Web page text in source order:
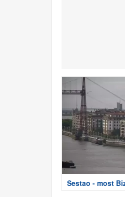
Sestao - most